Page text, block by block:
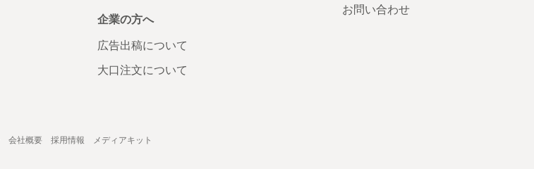
企業の方へ
広告出稿について
大口注文について
お問い合わせ
会社概要 採用情報 メディアキット